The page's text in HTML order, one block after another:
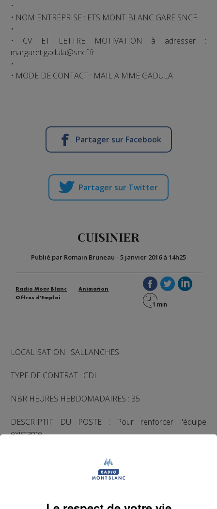
•
• NOM ENTREPRISE : ETS MONT BLANC GARE SNCF
•
• CV ET LETTRE MOTIVATION à adresser :
margaret.gadula@sncf.fr
•
• MODE DE CONTACT : MAIL A MME GADULA
Partager sur Facebook
Partager sur Twitter
CUISINIER
Publié par Romain Bruneau - 5 janvier 2016 à 14h25
Radio Mont Blanc
Animation
Offres d'Emploi
LOCALISATION : SALLANCHES
TYPE DE CONTRAT : CDI
NBR HEURES HEBDOMADAIRES : 35
DESCRIPTIF DU POSTE : Pour renforcer l'équipe
existante.
Salaire négociable sur 12 mois plus prime